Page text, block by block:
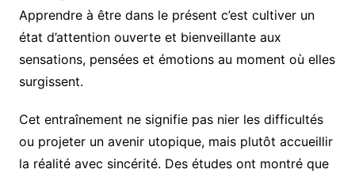
Apprendre à être dans le présent c’est cultiver un
état d’attention ouverte et bienveillante aux
sensations, pensées et émotions au moment où elles
surgissent.
Cet entraînement ne signifie pas nier les difficultés
ou projeter un avenir utopique, mais plutôt accueillir
la réalité avec sincérité. Des études ont montré que